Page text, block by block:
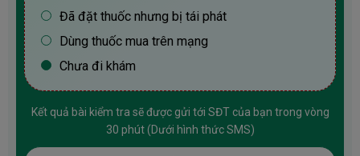
Đã đặt thuốc nhưng bị tái phát
Dùng thuốc mua trên mạng
Chưa đi khám
Kết quả bài kiểm tra sẽ được gửi tới SĐT của bạn trong vòng
30 phút (Dưới hình thức SMS)